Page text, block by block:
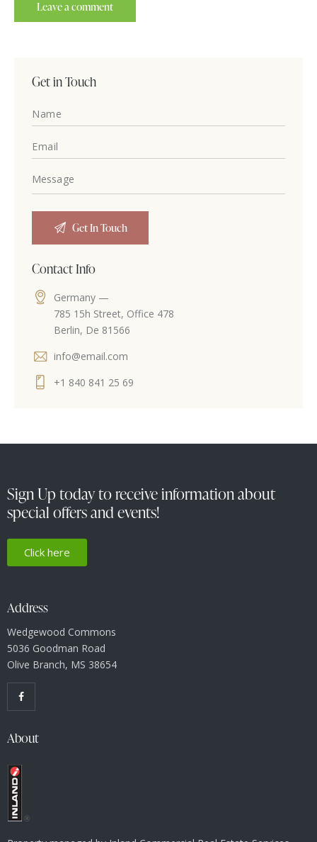
Get in Touch
Contact Info
Germany —
785 15h Street, Office 478
Berlin, De 81566
info@email.com
+1 840 841 25 69
Sign Up today to receive information about
special offers and events!
Click here
Address
Wedgewood Commons
5036 Goodman Road
Olive Branch, MS 38654
About